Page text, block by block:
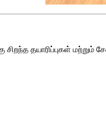
சிறந்த தயாரிப்புகள்